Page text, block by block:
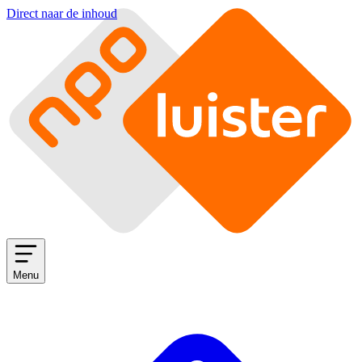
Direct naar de inhoud
Menu